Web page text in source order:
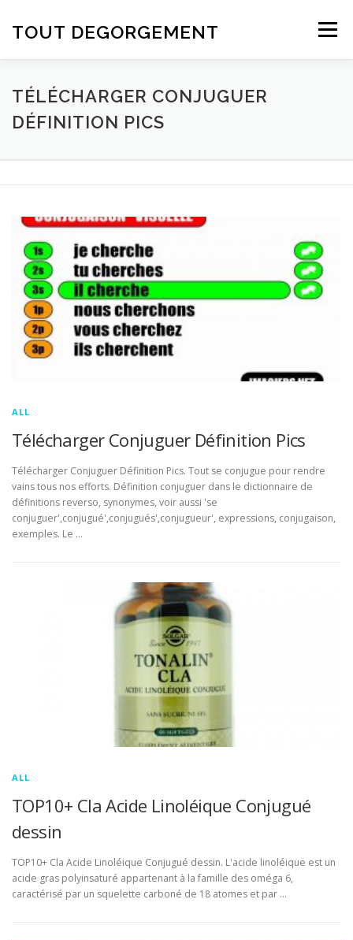
TOUT DEGORGEMENT Menu
TÉLÉCHARGER CONJUGUER
DÉFINITION PICS
ALL
Télécharger Conjuguer Définition Pics
Télécharger Conjuguer Définition Pics. Tout se conjugue pour rendre
vains tous nos efforts. Définition conjuguer dans le dictionnaire de
définitions reverso, synonymes, voir aussi 'se
conjuguer',conjugué',conjugués',conjugueur', expressions, conjugaison,
exemples. Le …
ALL
TOP10+ Cla Acide Linoléique Conjugué
dessin
TOP10+ Cla Acide Linoléique Conjugué dessin. L'acide linoléique est un
acide gras polyinsaturé appartenant à la famille des oméga 6,
caractérisé par un squelette carboné de 18 atomes et par …